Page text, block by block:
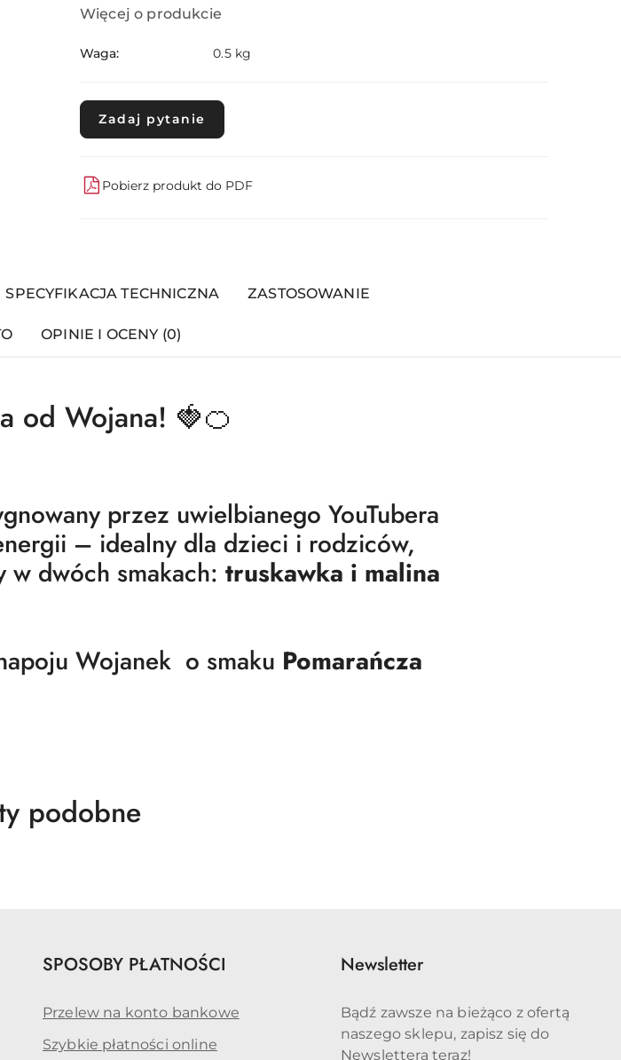
Więcej o produkcie
Waga: 0.5 kg
Zadaj pytanie
Pobierz produkt do PDF
SPECYFIKACJA TECHNICZNA ZASTOSOWANIE
OPINIE I OCENY (0)
od Wojana! 🍓🍊
przez uwielbianego YouTubera
– idealny dla dzieci i rodziców,
dwóch smakach: truskawka i malina
Wojanek o smaku Pomarańcza
podobne
SPOSOBY PŁATNOŚCI
Przelew na konto bankowe
Szybkie płatności online
Newsletter
Bądź zawsze na bieżąco z ofertą
naszego sklepu, zapisz się do
Newslettera teraz!